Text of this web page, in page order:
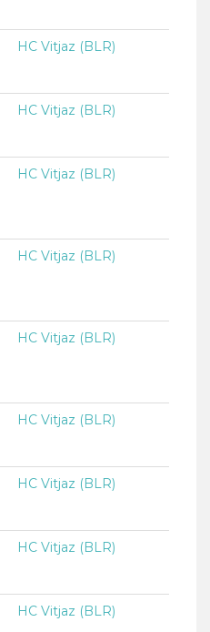
HC Vitjaz (BLR)
HC Vitjaz (BLR)
HC Vitjaz (BLR)
HC Vitjaz (BLR)
HC Vitjaz (BLR)
HC Vitjaz (BLR)
HC Vitjaz (BLR)
HC Vitjaz (BLR)
HC Vitjaz (BLR)